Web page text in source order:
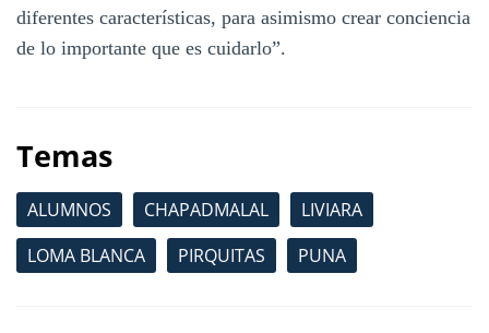
diferentes características, para asimismo crear conciencia
de lo importante que es cuidarlo”.
Temas
ALUMNOS CHAPADMALAL
LIVIARA
LOMA BLANCA
PIRQUITAS PUNA